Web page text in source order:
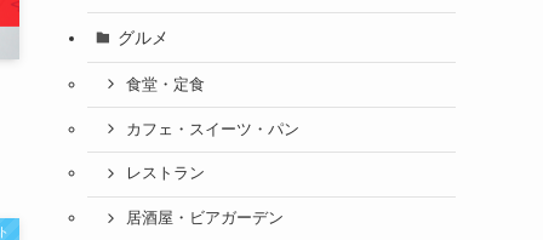
グルメ
食堂・定食
カフェ・スイーツ・パン
レストラン
居酒屋・ビアガーデン